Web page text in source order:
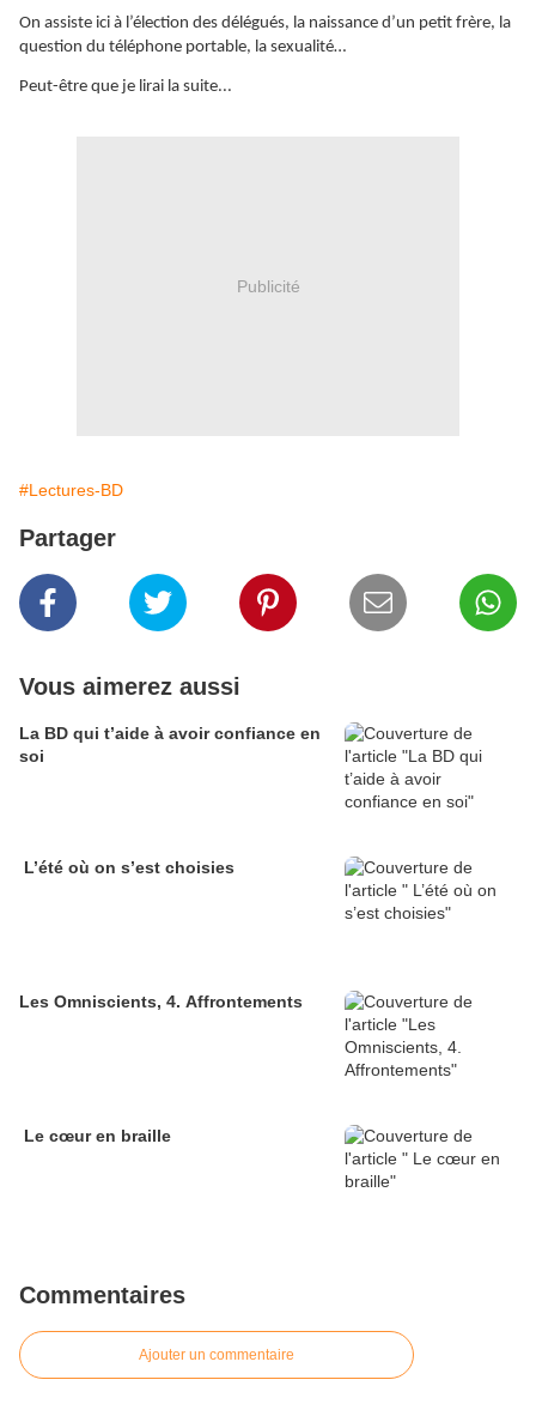
On assiste ici à l’élection des délégués, la naissance d’un petit frère, la
question du téléphone portable, la sexualité…
Peut-être que je lirai la suite...
Publicité
#Lectures-BD
Partager
Vous aimerez aussi
La BD qui t’aide à avoir confiance en
soi
L’été où on s’est choisies
Les Omniscients, 4. Affrontements
Le cœur en braille
Commentaires
Ajouter un commentaire